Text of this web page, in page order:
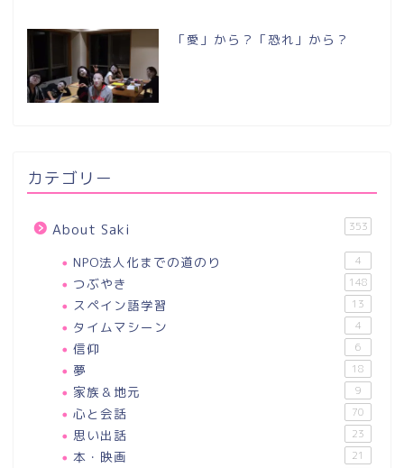
「愛」から？「恐れ」から？
カテゴリー
About Saki 353
NPO法人化までの道のり 4
つぶやき 148
スペイン語学習 13
タイムマシーン 4
信仰 6
夢 18
家族＆地元 9
心と会話 70
思い出話 23
本・映画 21